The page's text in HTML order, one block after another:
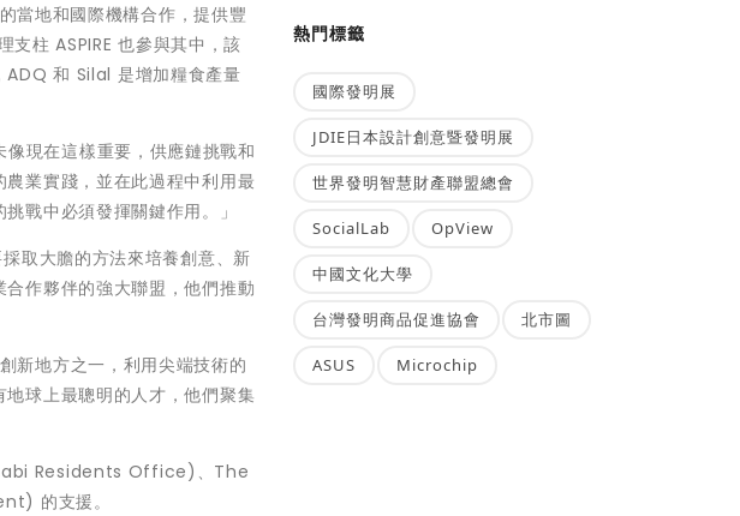
當地和國際機構合作，提供豐
柱 ASPIRE 也參與其中，該
ADQ 和 Silal 是增加糧食產量
現在這樣重要，供應鏈挑戰和
業實踐，並在此過程中利用最
戰中必須發揮關鍵作用。」
取大膽的方法來培養創意、新
作夥伴的強大聯盟，他們推動
新地方之一，利用尖端技術的
球上最聰明的人才，他們聚集
Residents Office)、The
的支援。
熱門標籤
國際發明展
JDIE日本設計創意暨發明展
世界發明智慧財產聯盟總會
SocialLab OpView
中國文化大學
台灣發明商品促進協會 北市圖
ASUS Microchip